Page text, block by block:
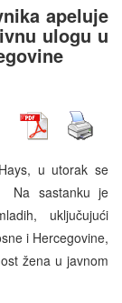
apeluje
ulogu u
u utorak se
Na sastanku je
uključujući
i Hercegovine,
žena u javnom